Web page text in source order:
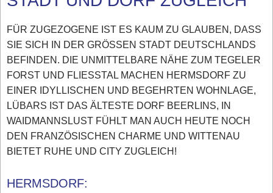
FÜR ZUGEZOGENE IST ES KAUM ZU GLAUBEN, DASS
SIE SICH IN DER GRÖSSEN STADT DEUTSCHLANDS
BEFINDEN. DIE UNMITTELBARE NÄHE ZUM TEGELER
FORST UND FLIESSTAL MACHEN HERMSDORF ZU
EINER IDYLLISCHEN UND BEGEHRTEN WOHNLAGE,
LÜBARS IST DAS ÄLTESTE DORF BEERLINS, IN
WAIDMANNSLUST FÜHLT MAN AUCH HEUTE NOCH
DEN FRANZÖSISCHEN CHARME UND WITTENAU
BIETET RUHE UND CITY ZUGLEICH!
HERMSDORF: